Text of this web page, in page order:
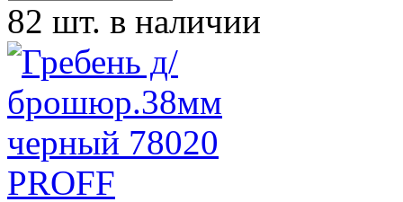
82 шт. в наличии